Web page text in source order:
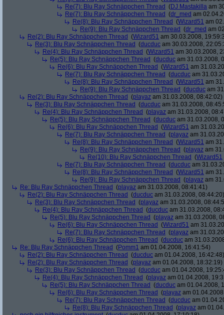
Re(7): Blu Ray Schnäppchen Thread (DJ Mastakilla am
Re(7): Blu Ray Schnäppchen Thread (dr_med am
Re(8): Blu Ray Schnäppchen Thread (Wizard51 am
Re(9): Blu Ray Schnäppchen Thread (dr_med am
Re(2): Blu Ray Schnäppchen Thread (Wizard51 am 30.03.2008,
Re(3): Blu Ray Schnäppchen Thread (ducduc am 30.03.2008,
Re(4): Blu Ray Schnäppchen Thread (Wizard51 am 30.03.2008,
Re(5): Blu Ray Schnäppchen Thread (ducduc am 31.03.2008,
Re(6): Blu Ray Schnäppchen Thread (Wizard51 am
Re(7): Blu Ray Schnäppchen Thread (ducduc am
Re(8): Blu Ray Schnäppchen Thread (Wizard51 am
Re(9): Blu Ray Schnäppchen Thread (ducduc am
Re(2): Blu Ray Schnäppchen Thread (playaz am 31.03.2008, 08:42:02)
Re(3): Blu Ray Schnäppchen Thread (ducduc am 31.03.2008,
Re(4): Blu Ray Schnäppchen Thread (playaz am 31.03.2008,
Re(5): Blu Ray Schnäppchen Thread (ducduc am 31.03.2008,
Re(6): Blu Ray Schnäppchen Thread (Wizard51 am
Re(7): Blu Ray Schnäppchen Thread (playaz am
Re(8): Blu Ray Schnäppchen Thread (Wizard51 am
Re(9): Blu Ray Schnäppchen Thread (playaz am
Re(10): Blu Ray Schnäppchen Thread (Wizard51
Re(7): Blu Ray Schnäppchen Thread (ducduc am
Re(8): Blu Ray Schnäppchen Thread (Wizard51 am
Re(9): Blu Ray Schnäppchen Thread (playaz am
Re: Blu Ray Schnäppchen Thread (playaz am 31.03.2008, 08:41:41)
Re(2): Blu Ray Schnäppchen Thread (ducduc am 31.03.2008, 08:44:20)
Re(3): Blu Ray Schnäppchen Thread (playaz am 31.03.2008,
Re(4): Blu Ray Schnäppchen Thread (ducduc am 31.03.2008,
Re(5): Blu Ray Schnäppchen Thread (playaz am 31.03.2008,
Re(6): Blu Ray Schnäppchen Thread (Wizard51 am
Re(7): Blu Ray Schnäppchen Thread (playaz am
Re(6): Blu Ray Schnäppchen Thread (ducduc am
Re: Blu Ray Schnäppchen Thread (Pomm1 am 01.04.2008, 16:41:54)
Re(2): Blu Ray Schnäppchen Thread (ducduc am 01.04.2008, 16:42:48)
Re(2): Blu Ray Schnäppchen Thread (playaz am 01.04.2008, 18:32:19)
Re(3): Blu Ray Schnäppchen Thread (ducduc am 01.04.2008,
Re(4): Blu Ray Schnäppchen Thread (playaz am 01.04.2008,
Re(5): Blu Ray Schnäppchen Thread (ducduc am 01.04.2008,
Re(6): Blu Ray Schnäppchen Thread (playaz am
Re(7): Blu Ray Schnäppchen Thread (ducduc am
Re(8): Blu Ray Schnäppchen Thread (playaz am